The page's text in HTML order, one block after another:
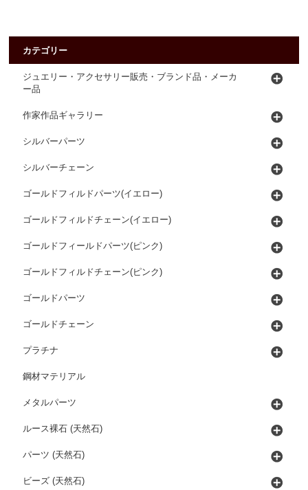
カテゴリー
ジュエリー・アクセサリー販売・ブランド品・メーカ
ー品
作家作品ギャラリー
シルバーパーツ
シルバーチェーン
ゴールドフィルドパーツ(イエロー)
ゴールドフィルドチェーン(イエロー)
ゴールドフィールドパーツ(ピンク)
ゴールドフィルドチェーン(ピンク)
ゴールドパーツ
ゴールドチェーン
プラチナ
鋼材マテリアル
メタルパーツ
ルース裸石 (天然石)
パーツ (天然石)
ビーズ (天然石)